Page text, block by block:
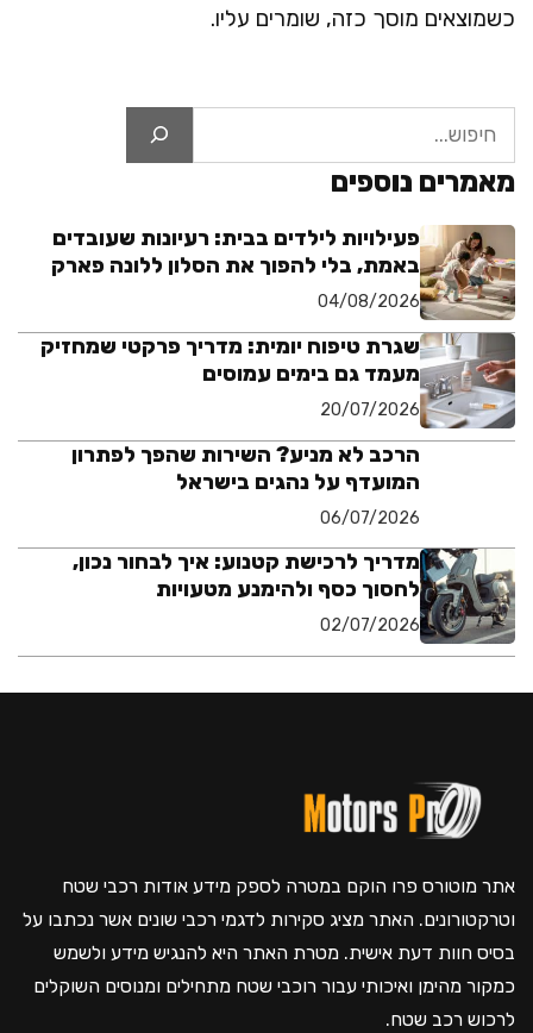
כשמוצאים מוסך כזה, שומרים עליו.
מאמרים נוספים
פעילויות לילדים בבית: רעיונות שעובדים
באמת, בלי להפוך את הסלון ללונה פארק
04/08/2026
שגרת טיפוח יומית: מדריך פרקטי שמחזיק
מעמד גם בימים עמוסים
20/07/2026
הרכב לא מניע? השירות שהפך לפתרון
המועדף על נהגים בישראל
06/07/2026
מדריך לרכישת קטנוע: איך לבחור נכון,
לחסוך כסף ולהימנע מטעויות
02/07/2026
אתר מוטורס פרו הוקם במטרה לספק מידע אודות רכבי שטח
וטרקטורונים. האתר מציג סקירות לדגמי רכבי שונים אשר נכתבו על
בסיס חוות דעת אישית. מטרת האתר היא להנגיש מידע ולשמש
כמקור מהימן ואיכותי עבור רוכבי שטח מתחילים ומנוסים השוקלים
לרכוש רכב שטח.